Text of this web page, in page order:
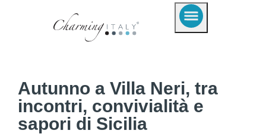
Autunno a Villa Neri, tra
incontri, convivialità e
sapori di Sicilia